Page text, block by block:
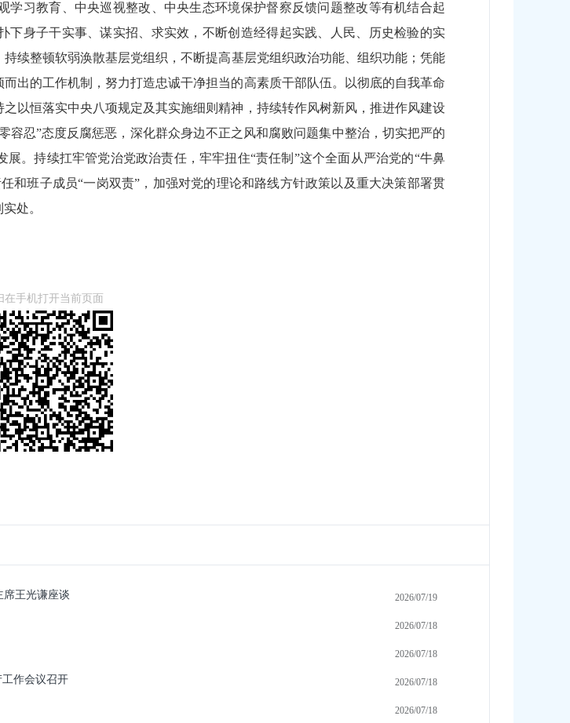
习教育、中央巡视整改、中央生态环境保护督察反馈问题整改等有机结合起
身子干实事、谋实招、求实效，不断创造经得起实践、人民、历史检验的实
续整顿软弱涣散基层党组织，不断提高基层党组织政治功能、组织功能；凭能
出的工作机制，努力打造忠诚干净担当的高素质干部队伍。以彻底的自我革命
以恒落实中央八项规定及其实施细则精神，持续转作风树新风，推进作风建设
忍”态度反腐惩恶，深化群众身边不正之风和腐败问题集中整治，切实把严的
。持续扛牢管党治党政治责任，牢牢扭住“责任制”这个全面从严治党的“牛鼻
和班子成员“一岗双责”，加强对党的理论和路线方针政策以及重大决策部署贯
处。
在手机打开当前页面
席王光谦座谈 2026/07/19
2026/07/18
2026/07/18
作会议召开 2026/07/18
2026/07/18